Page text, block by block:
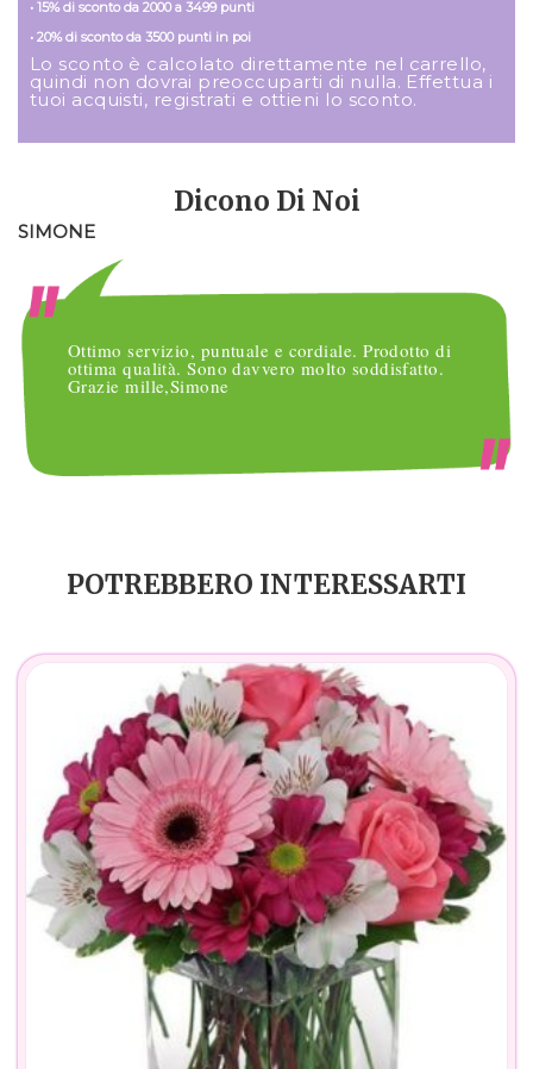
• 15% di sconto da 2000 a 3499 punti
• 20% di sconto da 3500 punti in poi
Lo sconto è calcolato direttamente nel carrello,
quindi non dovrai preoccuparti di nulla. Effettua i
tuoi acquisti, registrati e ottieni lo sconto.
Dicono Di Noi
SIMONE
Ottimo servizio, puntuale e cordiale. Prodotto di
ottima qualità. Sono davvero molto soddisfatto.
Grazie mille,Simone
POTREBBERO INTERESSARTI